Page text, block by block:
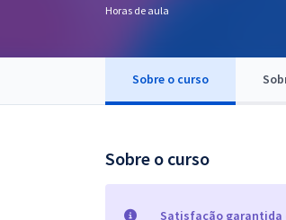
OAB
Questões grátis
Horas de aula
Sobre o curso
Sobre o curso
Satisfação garantida